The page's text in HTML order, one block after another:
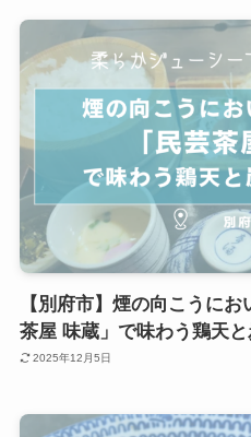
【別府市】煙の向こうに
茶屋 味蔵」で味わう鶏天
2025年12月5日